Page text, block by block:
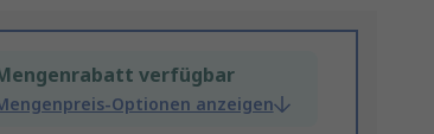
verfügbar
Optionen anzeigen